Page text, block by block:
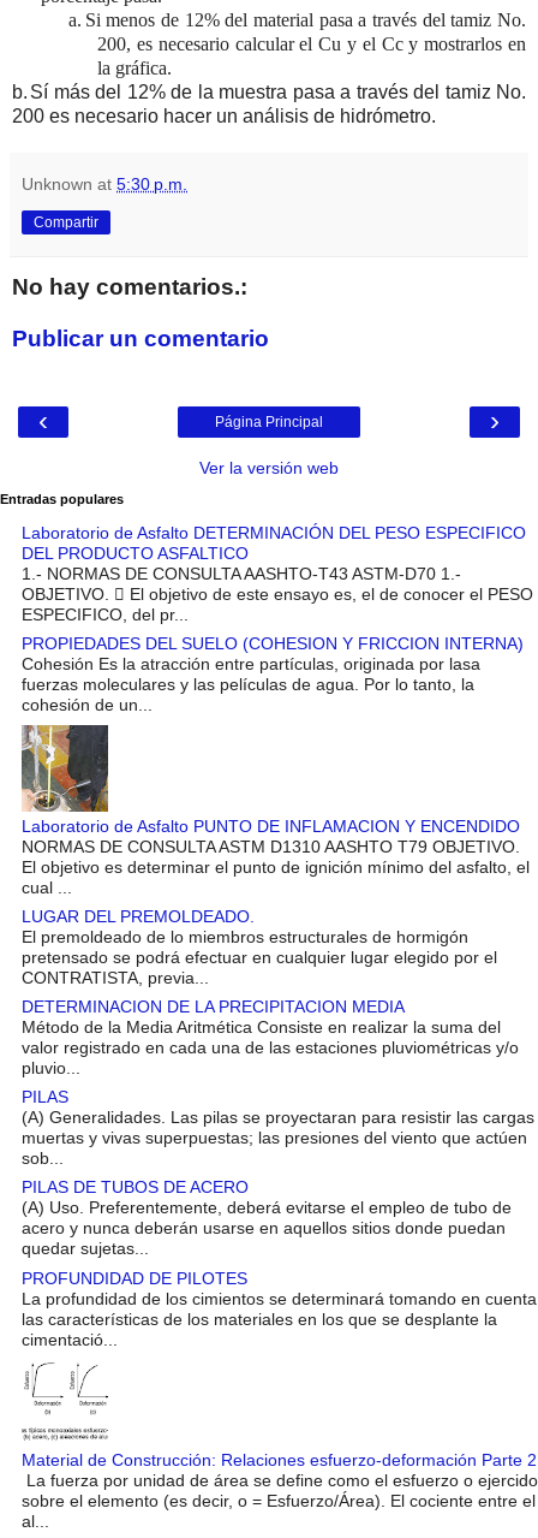
a. Si menos de 12% del material pasa a través del tamiz No.
200, es necesario calcular el Cu y el Cc y mostrarlos en
la gráfica.
b. Sí más del 12% de la muestra pasa a través del tamiz No.
200 es necesario hacer un análisis de hidrómetro.
Unknown at 5:30 p.m.
Compartir
No hay comentarios.:
Publicar un comentario
‹ ›
Página Principal
Ver la versión web
Entradas populares
Laboratorio de Asfalto DETERMINACIÓN DEL PESO ESPECIFICO
DEL PRODUCTO ASFALTICO
1.- NORMAS DE CONSULTA AASHTO-T43 ASTM-D70 1.-
OBJETIVO.  El objetivo de este ensayo es, el de conocer el PESO
ESPECIFICO, del pr...
PROPIEDADES DEL SUELO (COHESION Y FRICCION INTERNA)
Cohesión Es la atracción entre partículas, originada por lasa
fuerzas moleculares y las películas de agua. Por lo tanto, la
cohesión de un...
Laboratorio de Asfalto PUNTO DE INFLAMACION Y ENCENDIDO
NORMAS DE CONSULTA ASTM D1310 AASHTO T79 OBJETIVO.
El objetivo es determinar el punto de ignición mínimo del asfalto, el
cual ...
LUGAR DEL PREMOLDEADO.
El premoldeado de lo miembros estructurales de hormigón
pretensado se podrá efectuar en cualquier lugar elegido por el
CONTRATISTA, previa...
DETERMINACION DE LA PRECIPITACION MEDIA
Método de la Media Aritmética Consiste en realizar la suma del
valor registrado en cada una de las estaciones pluviométricas y/o
pluvio...
PILAS
(A) Generalidades. Las pilas se proyectaran para resistir las cargas
muertas y vivas superpuestas; las presiones del viento que actúen
sob...
PILAS DE TUBOS DE ACERO
(A) Uso. Preferentemente, deberá evitarse el empleo de tubo de
acero y nunca deberán usarse en aquellos sitios donde puedan
quedar sujetas...
PROFUNDIDAD DE PILOTES
La profundidad de los cimientos se determinará tomando en cuenta
las características de los materiales en los que se desplante la
cimentació...
Material de Construcción: Relaciones esfuerzo-deformación Parte 2
La fuerza por unidad de área se define como el esfuerzo o ejercido
sobre el elemento (es decir, o = Esfuerzo/Área). El cociente entre el
al...